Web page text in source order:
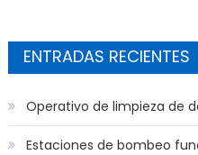
ENTRADAS RECIENTES
Operativo de limpieza de
Estaciones de bombeo